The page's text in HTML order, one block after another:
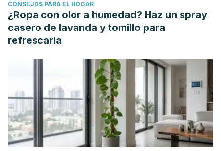
Biomarkers: A Narrative Review. Front Nutr. 2022 Mar
29;9:881843.
Kim TW, Jeong JH, Hong SC. The impact of sleep and
Endocrinol. 2015;2015:591729.
Khadivzadeh T, Najafi MN, Kargarfard L, Ghazanfarpour M,
Dizavandi FR, Khorsand I. Effect of Fennel on the Health
Status of Menopausal Women: A Systematic and Meta-
analysis. J Menopausal Med. 2018 Apr;24(1):67-74.
Meissner HO, Mrozikiewicz P, Bobkiewicz-Kozlowska T,
Mscisz A, Kedzia B, Lowicka A, Reich-Bilinska H,
CONSEJOS PARA EL HOGAR
¿Ropa con olor a humedad? Haz un spray
casero de lavanda y tomillo para
refrescarla